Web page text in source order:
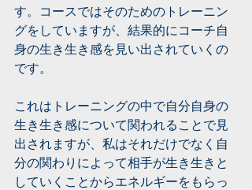
す。コースではそのためのトレーニン
グをしていますが、結果的にコーチ自
身の生き生き感を見い出されていくの
です。
これはトレーニングの中で自分自身の
生き生き感について関われることで見
出されますが、私はそれだけでなく自
分の関わりによって相手が生き生きと
していくことからエネルギーをもらっ